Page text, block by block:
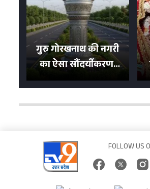
गुरु गोरखनाथ की नगरी
का ऐसा सौंदर्यीकरण!
मन मोह लेंगी शहर की
FOLLOW US